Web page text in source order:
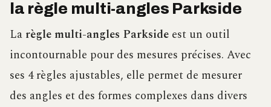
la règle multi-angles Parkside
La règle multi-angles Parkside est un outil
incontournable pour des mesures précises. Avec
ses 4 règles ajustables, elle permet de mesurer
des angles et des formes complexes dans divers